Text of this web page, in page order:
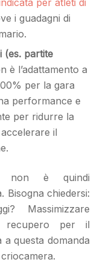
i guadagni di
(es. partite
è l’adattamento a
per la gara
performance e
per ridurre la
il
non è quindi
Bisogna chiedersi:
Massimizzare
recupero per il
a questa domanda